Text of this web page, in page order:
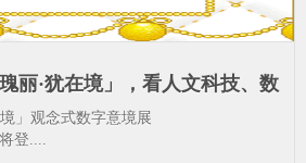
丽·犹在境」，看人文科技、数
境_-数字-江山-洛神
」观念式数字意境展
登....